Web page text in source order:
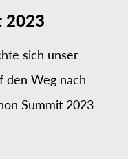
2023
sich unser
den Weg nach
Summit 2023